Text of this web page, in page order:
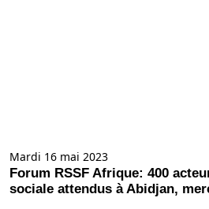
Mardi 16 mai 2023
Forum RSSF Afrique: 400
sociale attendus à Abidjan,